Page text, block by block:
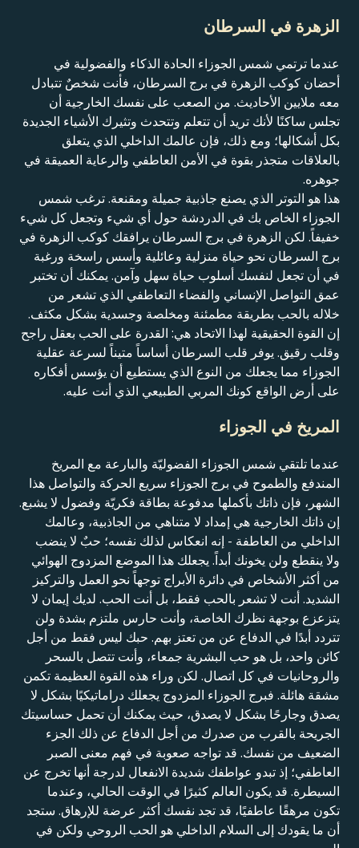
الزهرة في السرطان
عندما ترتمي شمس الجوزاء الحادة الذكاء والفضولية في
أحضان كوكب الزهرة في برج السرطان، فأنت شخصٌ تتبادل
معه ملايين الأحاديث. من الصعب على نفسك الخارجية أن
تجلس ساكنًا لأنك تريد أن تتعلم وتتحدث وتثيرك الأشياء الجديدة
بكل أشكالها؛ ومع ذلك، فإن عالمك الداخلي الذي يتعلق
بالعلاقات متجذر بقوة في الأمن العاطفي والرعاية العميقة في
جوهره.
هذا هو التوتر الذي يصنع جاذبية جميلة ومقنعة. ترغب شمس
الجوزاء الخاص بك في الدردشة حول أي شيء وتجعل كل شيء
خفيفاً. لكن الزهرة في برج السرطان يرافقك كوكب الزهرة في
برج السرطان نحو حياة منزلية وعائلية وأسس راسخة ورغبة
في أن تجعل لنفسك أسلوب حياة سهل وآمن. يمكنك أن تختبر
عمق التواصل الإنساني والفضاء التعاطفي الذي تشعر من
خلاله بالحب بطريقة مطمئنة ومخلصة وجسدية بشكل مكثف.
إن القوة الحقيقية لهذا الاتحاد هي: القدرة على الحب بعقل راجح
وقلب رقيق. يوفر قلب السرطان أساساً متيناً لسرعة عقلية
الجوزاء مما يجعلك من النوع الذي يستطيع أن يؤسس أفكاره
على أرض الواقع كونك المربي الطبيعي الذي أنت عليه.
المريخ في الجوزاء
عندما تلتقي شمس الجوزاء الفضوليّة والبارعة مع المريخ
المندفع والطموح في برج الجوزاء سريع الحركة والتواصل هذا
الشهر، فإن ذاتك بأكملها مدفوعة بطاقة فكريّة وفضول لا يشبع.
إن ذاتك الخارجية هي إمداد لا متناهي من الجاذبية، وعالمك
الداخلي من العاطفة - إنه انعكاس لذلك نفسه؛ حبٌ لا ينضب
ولا ينقطع ولن يخونك أبداً. يجعلك هذا الموضع المزدوج الهوائي
من أكثر الأشخاص في دائرة الأبراج توجهاً نحو العمل والتركيز
الشديد. أنت لا تشعر بالحب فقط، بل أنت الحب. لديك إيمان لا
يتزعزع بوجهة نظرك الخاصة، وأنت حارس ملتزم بشدة ولن
تتردد أبدًا في الدفاع عن من تعتز بهم. حبك ليس فقط من أجل
كائن واحد، بل هو حب البشرية جمعاء، وأنت تتصل بالسحر
والروحانيات في كل اتصال. لكن وراء هذه القوة العظيمة تكمن
مشقة هائلة. فبرج الجوزاء المزدوج يجعلك دراماتيكيًا بشكل لا
يصدق وجارحًا بشكل لا يصدق، حيث يمكنك أن تحمل حساسيتك
الجريحة بالقرب من صدرك من أجل الدفاع عن ذلك الجزء
الضعيف من نفسك. قد تواجه صعوبة في فهم معنى الصبر
العاطفي؛ إذ تبدو عواطفك شديدة الانفعال لدرجة أنها تخرج عن
السيطرة. قد يكون العالم كثيرًا في الوقت الحالي، وعندما
تكون مرهقًا عاطفيًا، قد تجد نفسك أكثر عرضة للإرهاق. ستجد
أن ما يقودك إلى السلام الداخلي هو الحب الروحي ولكن في